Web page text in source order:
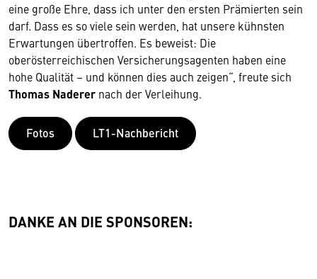
eine große Ehre, dass ich unter den ersten Prämierten sein
darf. Dass es so viele sein werden, hat unsere kühnsten
Erwartungen übertroffen. Es beweist: Die
oberösterreichischen Versicherungsagenten haben eine
hohe Qualität – und können dies auch zeigen“, freute sich
Thomas Naderer nach der Verleihung.
Fotos LT1-Nachbericht
DANKE AN DIE SPONSOREN: